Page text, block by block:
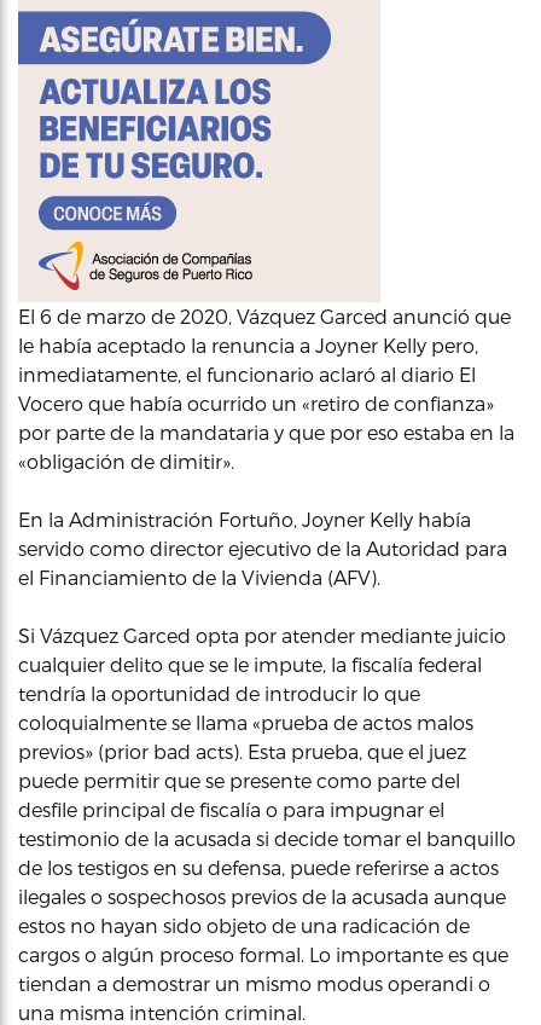
El 6 de marzo de 2020, Vázquez Garced anunció que
le había aceptado la renuncia a Joyner Kelly pero,
inmediatamente, el funcionario aclaró al diario El
Vocero que había ocurrido un «retiro de confianza»
por parte de la mandataria y que por eso estaba en la
«obligación de dimitir».
En la Administración Fortuño, Joyner Kelly había
servido como director ejecutivo de la Autoridad para
el Financiamiento de la Vivienda (AFV).
Si Vázquez Garced opta por atender mediante juicio
cualquier delito que se le impute, la fiscalía federal
tendría la oportunidad de introducir lo que
coloquialmente se llama «prueba de actos malos
previos» (prior bad acts). Esta prueba, que el juez
puede permitir que se presente como parte del
desfile principal de fiscalía o para impugnar el
testimonio de la acusada si decide tomar el banquillo
de los testigos en su defensa, puede referirse a actos
ilegales o sospechosos previos de la acusada aunque
estos no hayan sido objeto de una radicación de
cargos o algún proceso formal. Lo importante es que
tiendan a demostrar un mismo modus operandi o
una misma intención criminal.